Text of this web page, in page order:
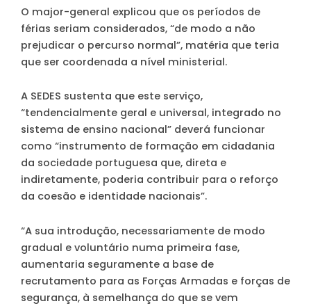
O major-general explicou que os períodos de
férias seriam considerados, “de modo a não
prejudicar o percurso normal”, matéria que teria
que ser coordenada a nível ministerial.
A SEDES sustenta que este serviço,
“tendencialmente geral e universal, integrado no
sistema de ensino nacional” deverá funcionar
como “instrumento de formação em cidadania
da sociedade portuguesa que, direta e
indiretamente, poderia contribuir para o reforço
da coesão e identidade nacionais”.
“A sua introdução, necessariamente de modo
gradual e voluntário numa primeira fase,
aumentaria seguramente a base de
recrutamento para as Forças Armadas e forças de
segurança, à semelhança do que se vem